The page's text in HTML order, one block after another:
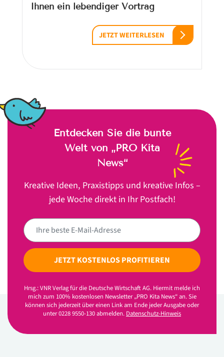
Ihnen ein lebendiger Vortrag
JETZT WEITERLESEN
Entdecken Sie die bunte
Welt von „PRO Kita
News“
Kreative Ideen, Praxistipps und kreative Infos –
jede Woche direkt in Ihr Postfach!
JETZT KOSTENLOS PROFITIEREN
Hrsg.: VNR Verlag für die Deutsche Wirtschaft AG. Hiermit melde ich
mich zum 100% kostenlosen Newsletter „PRO Kita News“ an. Sie
können sich jederzeit über einen Link am Ende jeder Ausgabe oder
unter 0228 9550-130 abmelden. Datenschutz-Hinweis